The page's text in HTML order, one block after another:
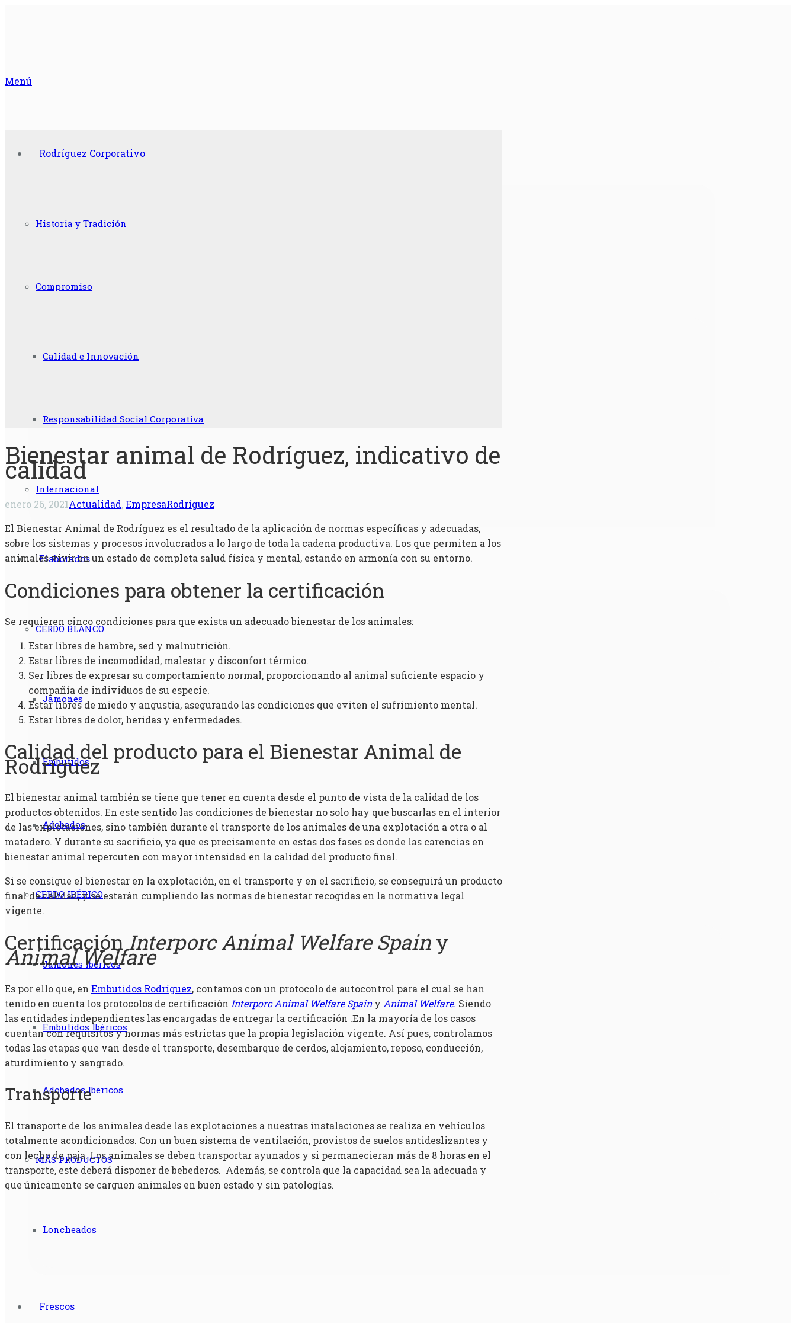
Menú
Rodríguez Corporativo
Historia y Tradición
Compromiso
Calidad e Innovación
Responsabilidad Social Corporativa
Internacional
Elaborados
CERDO BLANCO
Jamones
Embutidos
Adobados
CERDO IBÉRICO
Jamones Ibéricos
Embutidos Ibéricos
Adobados Ibericos
MÁS PRODUCTOS
Loncheados
Frescos
Bienestar animal de Rodríguez, indicativo de
calidad
enero 26, 2021Actualidad,EmpresaRodríguez
El Bienestar Animal de Rodríguez es el resultado de la aplicación de normas específicas y adecuadas,
sobre los sistemas y procesos involucrados a lo largo de toda la cadena productiva. Los que permiten a los
animales vivir en un estado de completa salud física y mental, estando en armonía con su entorno.
Condiciones para obtener la certificación
Se requieren cinco condiciones para que exista un adecuado bienestar de los animales:
Estar libres de hambre, sed y malnutrición.
Estar libres de incomodidad, malestar y disconfort térmico.
Ser libres de expresar su comportamiento normal, proporcionando al animal suficiente espacio y
compañía de individuos de su especie.
Estar libres de miedo y angustia, asegurando las condiciones que eviten el sufrimiento mental.
Estar libres de dolor, heridas y enfermedades.
Calidad del producto para el Bienestar Animal de
Rodríguez
El bienestar animal también se tiene que tener en cuenta desde el punto de vista de la calidad de los
productos obtenidos. En este sentido las condiciones de bienestar no solo hay que buscarlas en el interior
de las explotaciones, sino también durante el transporte de los animales de una explotación a otra o al
matadero. Y durante su sacrificio, ya que es precisamente en estas dos fases es donde las carencias en
bienestar animal repercuten con mayor intensidad en la calidad del producto final.
Si se consigue el bienestar en la explotación, en el transporte y en el sacrificio, se conseguirá un producto
final de calidad, y se estarán cumpliendo las normas de bienestar recogidas en la normativa legal
vigente.
CertificaciónInterporc Animal Welfare Spain y
Animal Welfare
Es por ello que, en Embutidos Rodríguez, contamos con un protocolo de autocontrol para el cual se han
tenido en cuenta los protocolos de certificación Interporc Animal Welfare Spainy Animal Welfare. Siendo
las entidades independientes las encargadas de entregar la certificación .En la mayoría de los casos
cuentan con requisitos y normas más estrictas que la propia legislación vigente. Así pues, controlamos
todas las etapas que van desde el transporte, desembarque de cerdos, alojamiento, reposo, conducción,
aturdimiento y sangrado.
Transporte
El transporte de los animales desde las explotaciones a nuestras instalaciones se realiza en vehículos
totalmente acondicionados. Con un buen sistema de ventilación, provistos de suelos antideslizantes y
con lecho de paja. Los animales se deben transportar ayunados y si permanecieran más de 8 horas en el
transporte, este deberá disponer de bebederos. Además, se controla que la capacidad sea la adecuada y
que únicamente se carguen animales en buen estado y sin patologías.